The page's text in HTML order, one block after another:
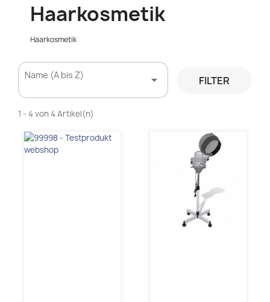
Haarkosmetik
Haarkosmetik
Name (A bis Z)  FILTER
1 - 4 von 4 Artikel(n)